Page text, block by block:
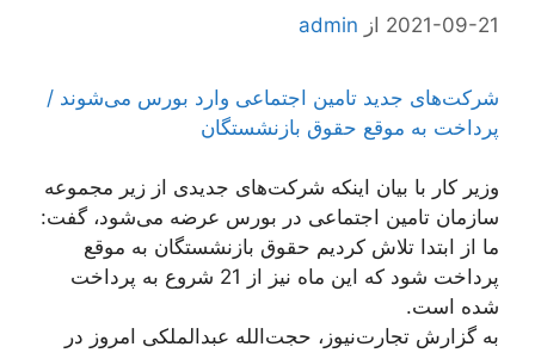
2021-09-21 از admin
شرکت‌های جدید تامین اجتماعی وارد بورس می‌شوند /
پرداخت به موقع حقوق بازنشستگان
وزیر کار با بیان اینکه شرکت‌های جدیدی از زیر مجموعه
سازمان تامین اجتماعی در بورس عرضه می‌شود، گفت:‌
ما از ابتدا تلاش کردیم حقوق بازنشستگان به موقع
پرداخت شود که این ماه نیز از 21 شروع به پرداخت
شده است.
به گزارش تجارت‌نیوز، حجت‌الله عبدالملکی امروز در